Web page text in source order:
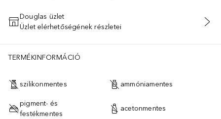
KOSÁRBA HELYEZÉS
Douglas üzlet
Üzlet elérhetőségének részletei
TERMÉKINFORMÁCIÓ
szilikonmentes ammóniamentes
pigment- és
festékmentes
acetonmentes